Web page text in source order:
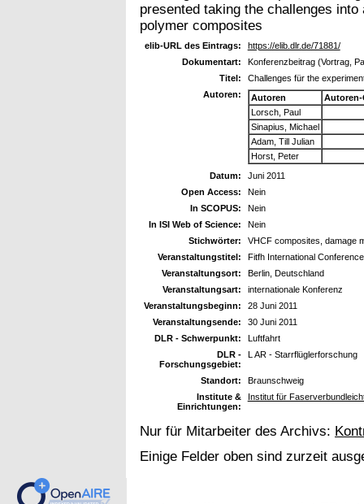
presented taking the challenges
polymer composites
elib-URL des Eintrags:
https://elib.dlr.de/71881/
Dokumentart:
Konferenzbeitrag (Vortrag,
Titel:
Challenges für the
Autoren:
Autoren
Autoren-
Lorsch, Paul
Sinapius, Michael
Adam, Till Julian
Horst, Peter
Datum:
Juni 2011
Open Access:
Nein
In SCOPUS:
Nein
In ISI Web of Science:
Nein
Stichwörter:
VHCF composites, damage
Veranstaltungstitel:
Fitfh International
Veranstaltungsort:
Berlin, Deutschland
Veranstaltungsart:
internationale Konferenz
Veranstaltungsbeginn:
28 Juni 2011
Veranstaltungsende:
30 Juni 2011
DLR - Schwerpunkt:
Luftfahrt
DLR -
Forschungsgebiet:
L AR - Starrflüglerforschung
Standort:
Braunschweig
Institute &
Einrichtungen:
Institut für
Nur für Mitarbeiter des Archivs:
Einige Felder oben sind zurzeit